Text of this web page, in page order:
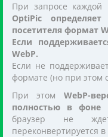
При запросе каждой
OptiPic
посетителя формат
Если
WebP.
Если не
формате (но при этом
При этом WebP-
полностью в фоне
браузер не
переконвертируется в